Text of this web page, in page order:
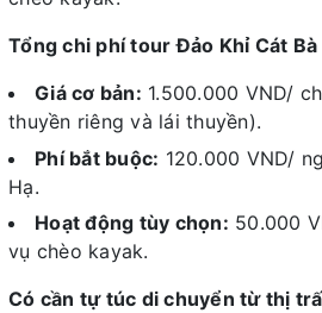
Tổng chi phí tour Đảo Khỉ Cát
Giá cơ bản: 1.500.000 VND/
thuyền riêng và lái thuyền).
Phí bắt buộc: 120.000 VND/
Hạ.
Hoạt động tùy chọn: 50.000
vụ chèo kayak.
Có cần tự túc di chuyển từ thị